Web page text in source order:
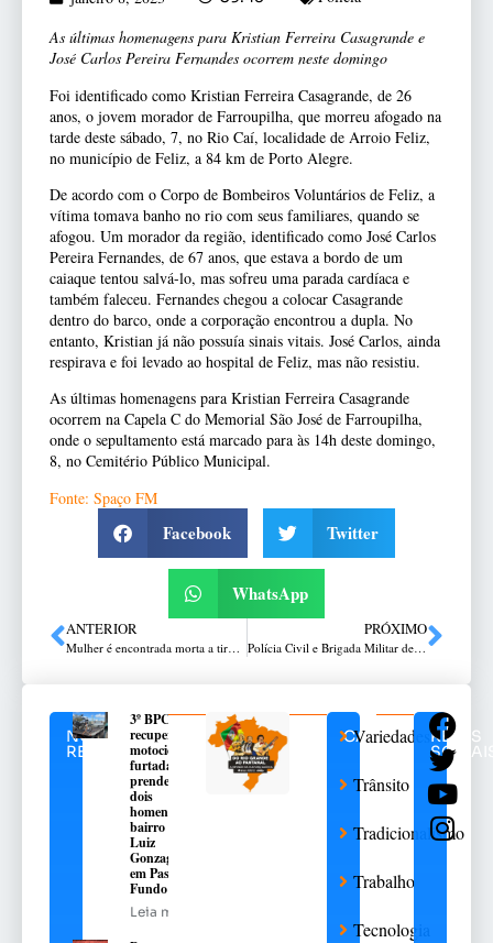
As últimas homenagens para Kristian Ferreira Casagrande e
José Carlos Pereira Fernandes ocorrem neste domingo
Foi identificado como Kristian Ferreira Casagrande, de 26
anos, o jovem morador de Farroupilha, que morreu afogado na
tarde deste sábado, 7, no Rio Caí, localidade de Arroio Feliz,
no município de Feliz, a 84 km de Porto Alegre.
De acordo com o Corpo de Bombeiros Voluntários de Feliz, a
vítima tomava banho no rio com seus familiares, quando se
afogou. Um morador da região, identificado como José Carlos
Pereira Fernandes, de 67 anos, que estava a bordo de um
caiaque tentou salvá-lo, mas sofreu uma parada cardíaca e
também faleceu. Fernandes chegou a colocar Casagrande
dentro do barco, onde a corporação encontrou a dupla. No
entanto, Kristian já não possuía sinais vitais. José Carlos, ainda
respirava e foi levado ao hospital de Feliz, mas não resistiu.
As últimas homenagens para Kristian Ferreira Casagrande
ocorrem na Capela C do Memorial São José de Farroupilha,
onde o sepultamento está marcado para às 14h deste domingo,
8, no Cemitério Público Municipal.
Fonte: Spaço FM
Facebook Twitter
WhatsApp
ANTERIOR
Mulher é encontrada morta a tiros próximo ao Rio Jacuí em Tapera
PRÓXIMO
Polícia Civil e Brigada Militar de Santa Bárbara do Sul efetuam prisão por tráfico de drogas
NOTÍCIAS
RELACIONADAS
3º BPChq
recupera
motocicleta
furtada e
prende
dois
homens no
bairro São
Luiz
Gonzaga,
em Passo
Fundo
Leia mais
CATEGORIAS
Variedades
Trânsito
Tradicionalismo
Trabalho
Tecnologia
REDES